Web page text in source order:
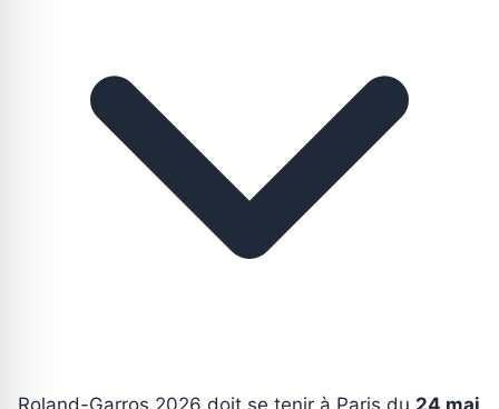
Roland-Garros 2026 doit se tenir à Paris du 24 mai